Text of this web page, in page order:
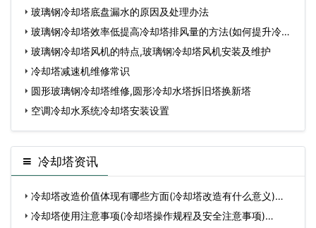
玻璃钢冷却塔底盘漏水的原因及处理办法
玻璃钢冷却塔效率低提高冷却塔排风量的方法(如何提升冷却
塔 玻璃钢冷却塔风机的特点,玻璃钢冷却塔风机安装及维护
冷却塔减速机维修常识
圆形玻璃钢冷却塔维修,圆形冷却水塔拆旧塔换新塔
空调冷却水系统冷却塔安装设置
冷却塔资讯
冷却塔改造价值体现有哪些方面(冷却塔改造有什么意义)…
冷却塔使用注意事项(冷却塔操作规程及安全注意事项)…